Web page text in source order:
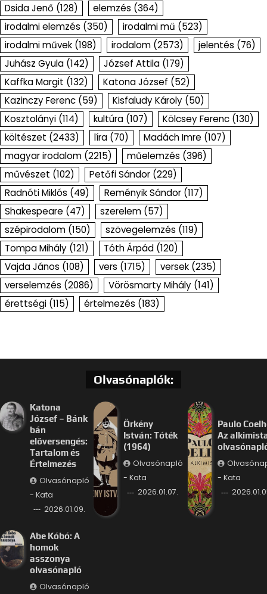
Dsida Jenő (128) elemzés (364)
irodalmi elemzés (350) irodalmi mű (523)
irodalmi művek (198) irodalom (2573) jelentés (76)
Juhász Gyula (142) József Attila (179)
Kaffka Margit (132) Katona József (52)
Kazinczy Ferenc (59) Kisfaludy Károly (50)
Kosztolányi (114) kultúra (107) Kölcsey Ferenc (130)
költészet (2433) líra (70) Madách Imre (107)
magyar irodalom (2215) műelemzés (396)
művészet (102) Petőfi Sándor (229)
Radnóti Miklós (49) Reményik Sándor (117)
Shakespeare (47) szerelem (57)
szépirodalom (150) szövegelemzés (119)
Tompa Mihály (121) Tóth Árpád (120)
Vajda János (108) vers (1715) versek (235)
verselemzés (2086) Vörösmarty Mihály (141)
érettségi (115) értelmezés (183)
Olvasónaplók:
Katona
József – Bánk
bán
előversengés:
Tartalom és
Értelmezés
Olvasónapló
- Kata
2026.01.09.
Örkény
István: Tóték
(1964)
Olvasónapló
- Kata
2026.01.07.
Paulo
Az
- Kata
Abe Kóbó: A
homok
asszonya
olvasónapló
Olvasónapló